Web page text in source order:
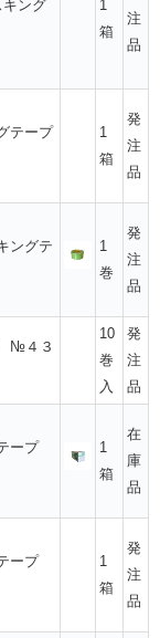
ング
1
箱
注
品
テープ
1
箱
発
注
品
ングテ
1
巻
発
注
品
№４３
10
巻
入
発
注
品
ープ
1
箱
在
庫
品
ープ
1
箱
発
注
品